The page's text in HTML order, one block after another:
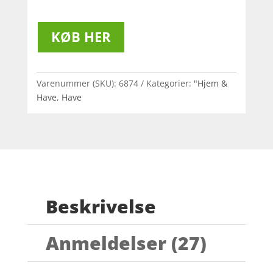
KØB HER
Varenummer (SKU): 6874 Kategorier: "Hjem &
Have, Have
Beskrivelse
Anmeldelser (27)